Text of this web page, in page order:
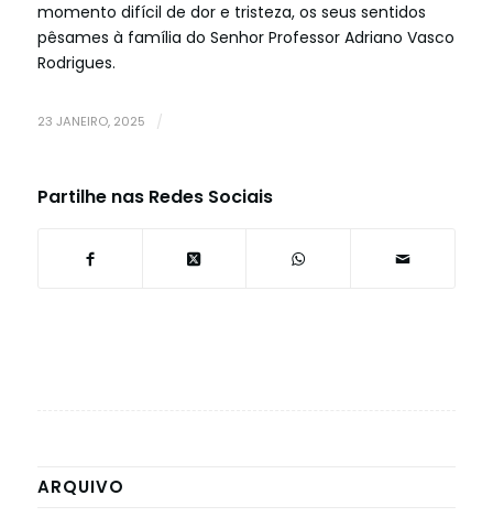
momento difícil de dor e tristeza, os seus sentidos
pêsames à família do Senhor Professor Adriano Vasco
Rodrigues.
23 JANEIRO, 2025 /
Partilhe nas Redes Sociais
ARQUIVO